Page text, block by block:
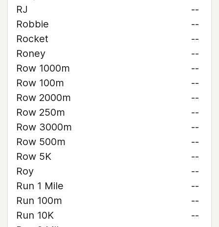
RJ
--
Robbie
--
Rocket
--
Roney
--
Row 1000m
--
Row 100m
--
Row 2000m
--
Row 250m
--
Row 3000m
--
Row 500m
--
Row 5K
--
Roy
--
Run 1 Mile
--
Run 100m
--
Run 10K
--